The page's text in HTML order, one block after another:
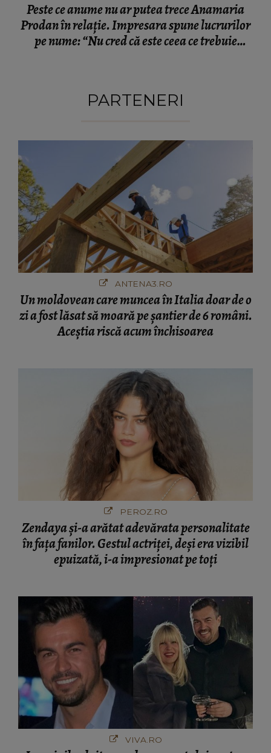
Peste ce anume nu ar putea trece Anamaria
Prodan în relație. Impresara spune lucrurilor
pe nume: “Nu cred că este ceea ce trebuie
PARTENERI
ANTENA3.RO
Un moldovean care muncea în Italia doar de o
zi a fost lăsat să moară pe şantier de 6 români.
Aceștia riscă acum închisoarea
PEROZ.RO
Zendaya și-a arătat adevărata personalitate
în fața fanilor. Gestul actriței, deși era vizibil
epuizată, i-a impresionat pe toți
VIVA.RO